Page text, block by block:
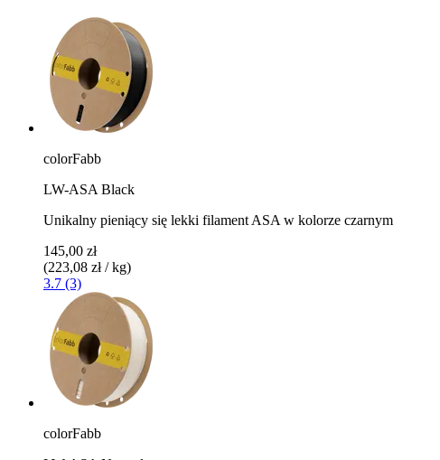
colorFabb
LW-ASA Black
Unikalny pieniący się lekki filament ASA w kolorze czarnym
145,00 zł
(223,08 zł / kg)
3.7 (3)
colorFabb